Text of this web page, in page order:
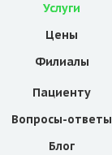
Услуги
Цены
Филиалы
Пациенту
Вопросы-ответы
Блог